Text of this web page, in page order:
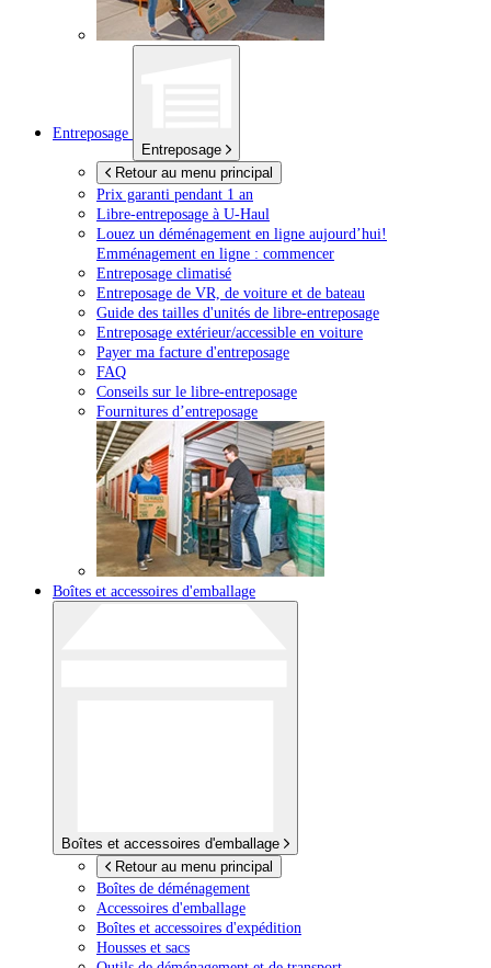
Entreposage
Entreposage
Retour au menu principal
Prix garanti pendant 1 an
Libre-entreposage à U-Haul
Louez un déménagement en ligne aujourd’hui!
Emménagement en ligne : commencer
Entreposage climatisé
Entreposage de VR, de voiture et de bateau
Guide des tailles d'unités de libre-entreposage
Entreposage extérieur/accessible en voiture
Payer ma facture d'entreposage
FAQ
Conseils sur le libre-entreposage
Fournitures d’entreposage
Boîtes et accessoires d'emballage
Boîtes et accessoires d'emballage
Retour au menu principal
Boîtes de déménagement
Accessoires d'emballage
Boîtes et accessoires d'expédition
Housses et sacs